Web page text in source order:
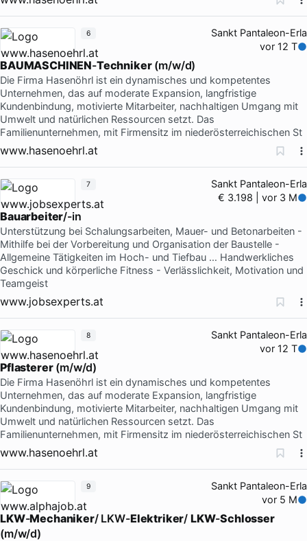
Sankt Pantaleon-Erla
vor 12 T
BAUMASCHINEN-Techniker(m/w/d)
Die Firma Hasenöhrl ist ein dynamisches und kompetentes
Unternehmen, das auf moderate Expansion, langfristige
Kundenbindung, motivierte Mitarbeiter, nachhaltigen Umgang mit
Umwelt und natürlichen Ressourcen setzt. Das
Familienunternehmen, mit Firmensitz im niederösterreichischen St
www.hasenoehrl.at
6
Sankt Pantaleon-Erla
€ 3.198 | vor 3 M
Bauarbeiter/-in
Unterstützung bei Schalungsarbeiten, Mauer- und Betonarbeiten -
Mithilfe bei der Vorbereitung und Organisation der Baustelle -
Allgemeine Tätigkeiten im Hoch- und Tiefbau … Handwerkliches
Geschick und körperliche Fitness - Verlässlichkeit, Motivation und
Teamgeist
www.jobsexperts.at
7
Sankt Pantaleon-Erla
vor 12 T
Pflasterer(m/w/d)
Die Firma Hasenöhrl ist ein dynamisches und kompetentes
Unternehmen, das auf moderate Expansion, langfristige
Kundenbindung, motivierte Mitarbeiter, nachhaltigen Umgang mit
Umwelt und natürlichen Ressourcen setzt. Das
Familienunternehmen, mit Firmensitz im niederösterreichischen St
www.hasenoehrl.at
8
Sankt Pantaleon-Erla
vor 5 M
LKW-Mechaniker/ LKW-Elektriker/ LKW-Schlosser
(m/w/d)
9